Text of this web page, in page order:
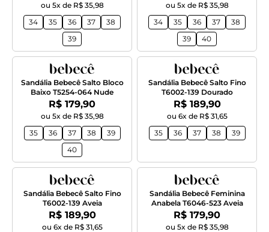
ou 5x de R$ 35,98
34
35 36 37
38
39
ou 5x de R$ 35,98
34
35 36 37
38
39
40
Sandália Bebecê Salto Bloco
Baixo T5254-064 Nude
Por:
R$ 179,90
ou 5x de R$ 35,98
35
36 37 38
39
40
Sandália Bebecê Salto Fino
T6002-139 Dourado
Por:
R$ 189,90
ou 6x de R$ 31,65
35
36 37 38 39
Sandália Bebecê Salto Fino
T6002-139 Aveia
Por:
R$ 189,90
ou 6x de R$ 31,65
Sandália Bebecê Feminina
Anabela T6046-523 Aveia
Por:
R$ 179,90
ou 5x de R$ 35,98